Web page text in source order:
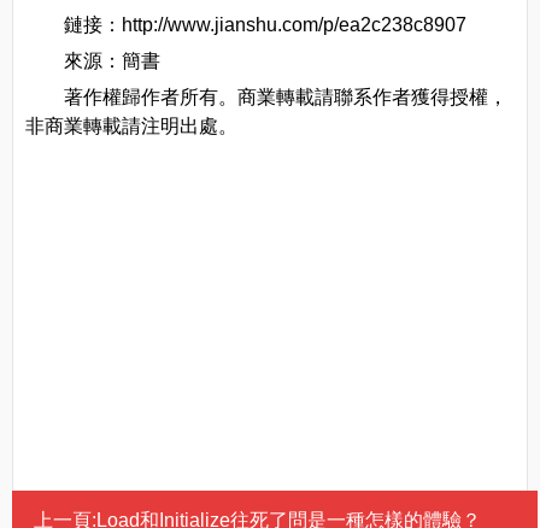
鏈接：http://www.jianshu.com/p/ea2c238c8907
來源：簡書
著作權歸作者所有。商業轉載請聯系作者獲得授權，
非商業轉載請注明出處。
上一頁: Load和Initialize往死了問是一種怎樣的體驗？